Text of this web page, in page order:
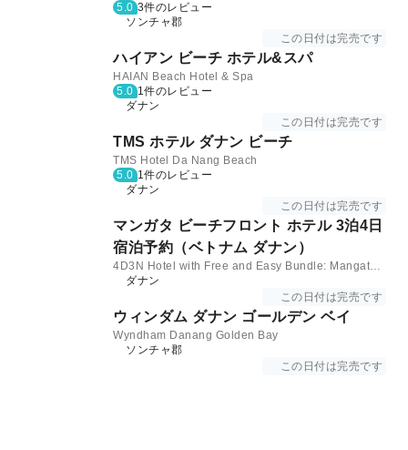
5.0 3件のレビュー
ソンチャ郡
この日付は完売です
ハイアン ビーチ ホテル&スパ
HAIAN Beach Hotel & Spa
5.0 1件のレビュー
ダナン
この日付は完売です
TMS ホテル ダナン ビーチ
TMS Hotel Da Nang Beach
5.0 1件のレビュー
ダナン
この日付は完売です
マンガタ ビーチフロント ホテル 3泊4日
宿泊予約（ベトナム ダナン）
4D3N Hotel with Free and Easy Bundle: Mangata Beachfront Hotel in Da Nang | Vietnam
ダナン
この日付は完売です
ウィンダム ダナン ゴールデン ベイ
Wyndham Danang Golden Bay
ソンチャ郡
この日付は完売です